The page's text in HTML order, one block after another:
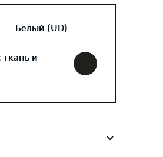
Белый (UD)
и